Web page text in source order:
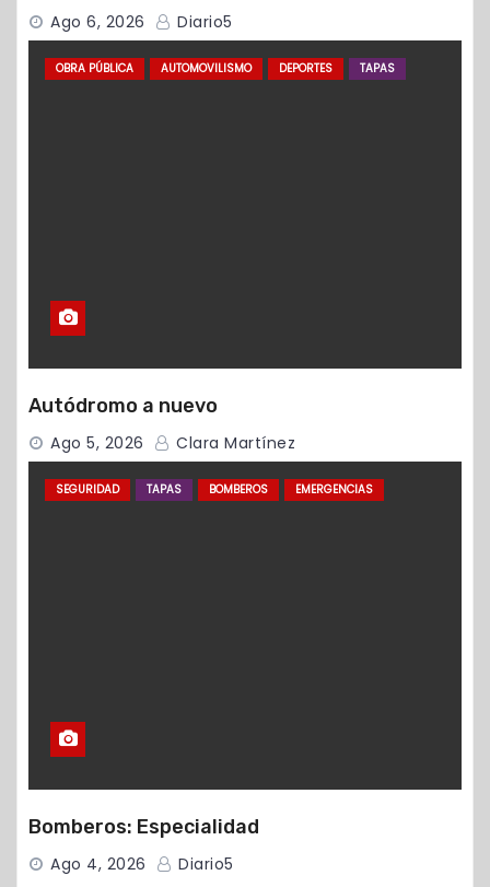
Ago 6, 2026 Diario5
OBRA PÚBLICA AUTOMOVILISMO DEPORTES TAPAS
Autódromo a nuevo
Ago 5, 2026 Clara Martínez
SEGURIDAD TAPAS BOMBEROS EMERGENCIAS
Bomberos: Especialidad
Ago 4, 2026 Diario5